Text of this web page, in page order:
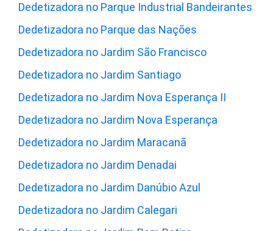
Dedetizadora no Parque Industrial Bandeirantes
Dedetizadora no Parque das Nações
Dedetizadora no Jardim São Francisco
Dedetizadora no Jardim Santiago
Dedetizadora no Jardim Nova Esperança II
Dedetizadora no Jardim Nova Esperança
Dedetizadora no Jardim Maracanã
Dedetizadora no Jardim Denadai
Dedetizadora no Jardim Danúbio Azul
Dedetizadora no Jardim Calegari